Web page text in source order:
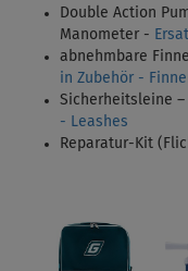
Double Action
Manometer -
abnehmbare
in Zubehör -
Sicherheitsleine –
- Leashes
Reparatur-Kit